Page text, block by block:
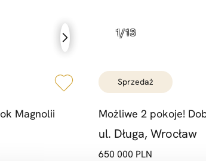
Magnolii
sprzedaż
Możliwe 2 pokoje!
ul. Długa, Wrocław
650 000 PLN